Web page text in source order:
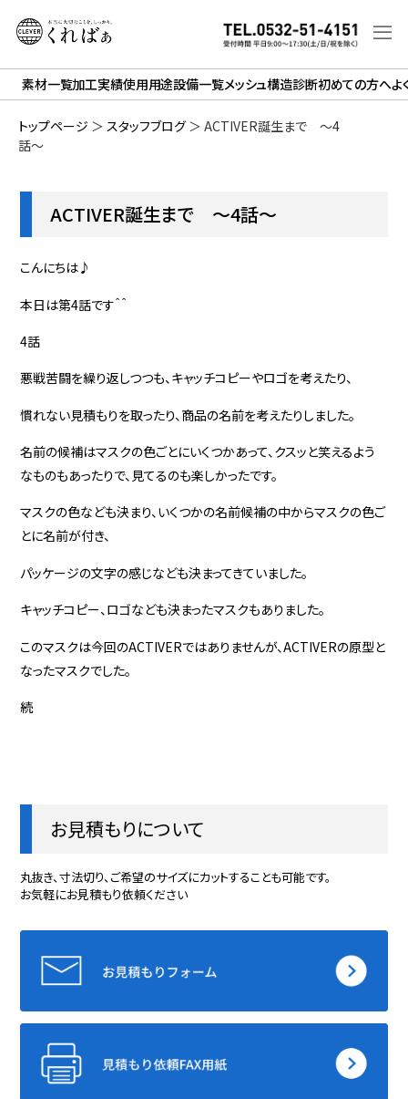
素材一覧加工実績使用用途設備一覧メッシュ構造診断初めての方へよ
トップページ ＞ スタッフブログ＞ ACTIVER誕生まで ～4
話～
ACTIVER誕生まで ～4話～
こんにちは♪
本日は第4話です＾＾
4話
悪戦苦闘を繰り返しつつも、キャッチコピーやロゴを考えたり、
慣れない見積もりを取ったり、商品の名前を考えたりしました。
名前の候補はマスクの色ごとにいくつかあって、クスッと笑えるよう
なものもあったりで、見てるのも楽しかったです。
マスクの色なども決まり、いくつかの名前候補の中からマスクの色ご
とに名前が付き、
パッケージの文字の感じなども決まってきていました。
キャッチコピー、ロゴなども決まったマスクもありました。
このマスクは今回のACTIVERではありませんが、ACTIVERの原型と
なったマスクでした。
続
お見積もりについて
丸抜き、寸法切り、ご希望のサイズにカットすることも可能です。
お気軽にお見積もり依頼ください